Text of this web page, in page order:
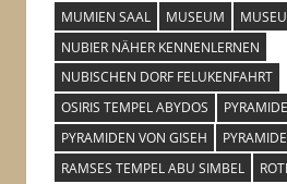
MUMIEN SAAL
MUSEUM
NUBIER NÄHER KENNENLERNEN
NUBISCHEN DORF FELUKENFAHRT
OSIRIS TEMPEL ABYDOS
PYRAMIDEN VON GISEH
RAMSES TEMPEL ABU SIMBEL